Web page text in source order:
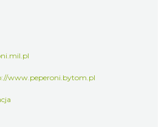
www.peperoni.bytom.pl